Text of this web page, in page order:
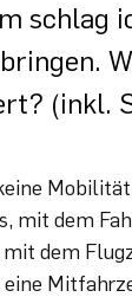
schlag
(inkl.
mit dem
dem
eine